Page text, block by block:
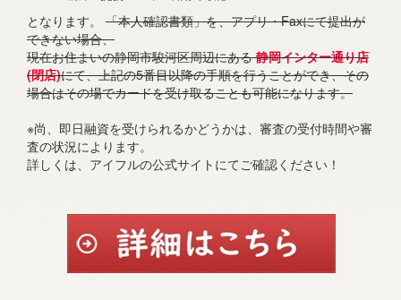
となります。 「本人確認書類」を、アプリ・Faxにて提出が
できない場合、
現在お住まいの静岡市駿河区周辺にある静岡インター通り店
(閉店)にて、上記の5番目以降の手順を行うことができ、その
場合はその場でカードを受け取ることも可能になります。
※尚、即日融資を受けられるかどうかは、審査の受付時間や審
査の状況によります。
詳しくは、アイフルの公式サイトにてご確認ください！